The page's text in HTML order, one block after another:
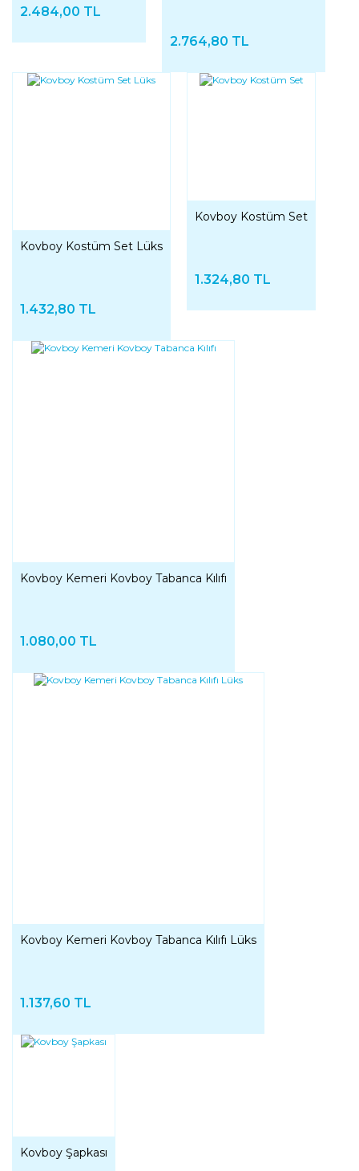
2.484,00 TL
2.764,80 TL
Kovboy Kostüm Set Lüks
1.432,80 TL
Kovboy Kostüm Set
1.324,80 TL
Kovboy Kemeri Kovboy Tabanca Kılıfı
1.080,00 TL
Kovboy Kemeri Kovboy Tabanca Kılıfı Lüks
1.137,60 TL
Kovboy Şapkası